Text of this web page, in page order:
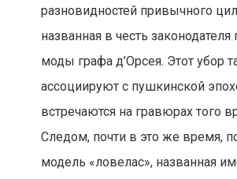
разновидностей привычного
названная в честь
моды графа д’Орсея. Этот убор
ассоциируют с пушкинской
встречаются на гравюрах того
Следом, почти в это же время,
модель «ловелас», названная